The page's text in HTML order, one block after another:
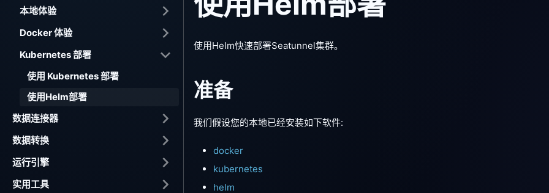
本地体验
Docker 体验
Kubernetes 部署
使用 Kubernetes 部署
使用Helm部署
数据连接器
数据转换
运行引擎
实用工具
使用Helm快速部署Seatunnel集群。
准备
我们假设您的本地已经安装如下软件:
docker
kubernetes
helm